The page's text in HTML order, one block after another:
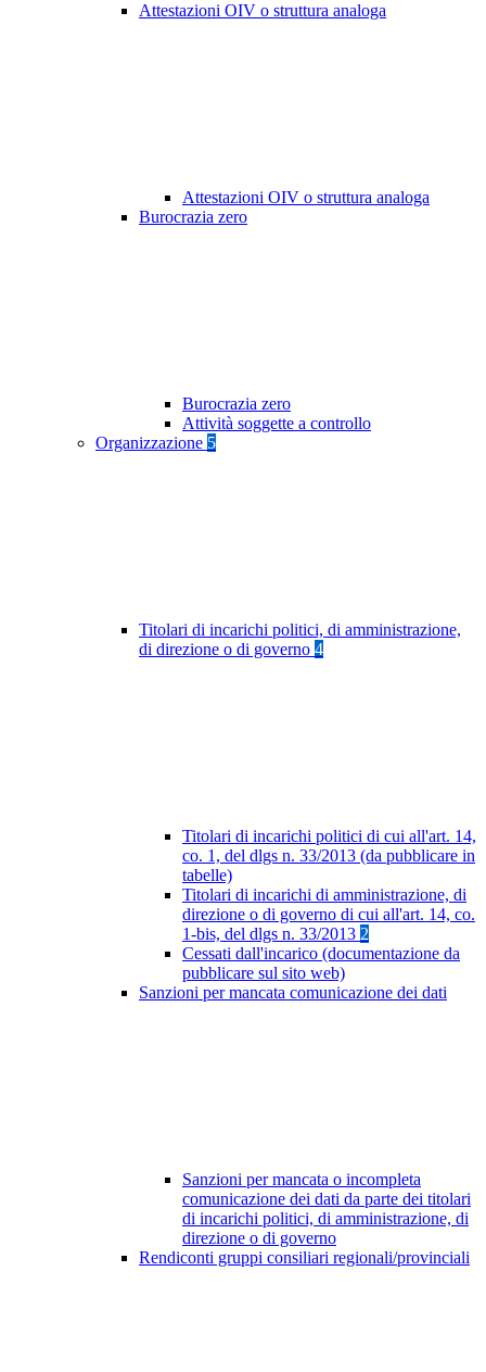
Attestazioni OIV o struttura analoga
Attestazioni OIV o struttura analoga
Burocrazia zero
Burocrazia zero
Attività soggette a controllo
Organizzazione 5
Titolari di incarichi politici, di amministrazione,
di direzione o di governo 4
Titolari di incarichi politici di cui all'art. 14,
co. 1, del dlgs n. 33/2013 (da pubblicare in
tabelle)
Titolari di incarichi di amministrazione, di
direzione o di governo di cui all'art. 14, co.
1-bis, del dlgs n. 33/2013 2
Cessati dall'incarico (documentazione da
pubblicare sul sito web)
Sanzioni per mancata comunicazione dei dati
Sanzioni per mancata o incompleta
comunicazione dei dati da parte dei titolari
di incarichi politici, di amministrazione, di
direzione o di governo
Rendiconti gruppi consiliari regionali/provinciali